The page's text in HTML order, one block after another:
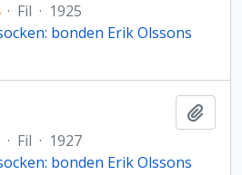
· Fil · 1925
bonden Erik Olssons
· Fil · 1927
bonden Erik Olssons